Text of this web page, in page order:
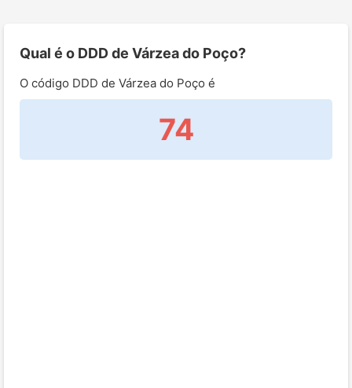
Qual é o DDD de Várzea do Poço?
O código DDD de Várzea do Poço é
74